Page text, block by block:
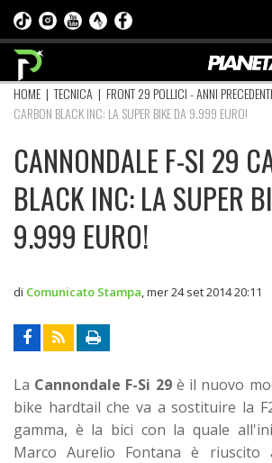
HOME |TECNICA | FRONT 29 POLLICI - ANNI PRECEDENTI
CARBON BLACK INC: LA SUPER BIKE DA 9.999 EURO!
CANNONDALE F-SI 29
BLACK INC: LA SUPER
9.999 EURO!
di Comunicato Stampa mer 24 set 2014 20:11
La Cannondale F-Si 29è il nuovo
bike hardtail che va a sostituire la
gamma, è la bici con la quale
Marco Aurelio Fontana è riuscito